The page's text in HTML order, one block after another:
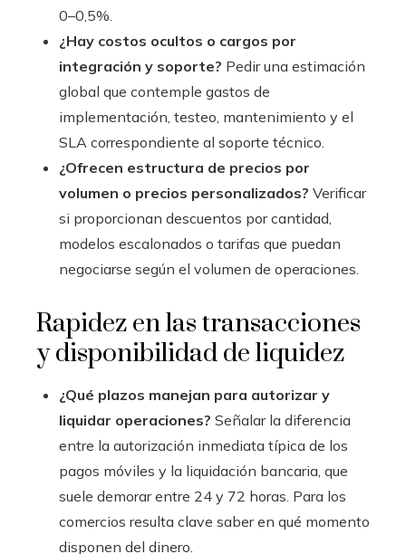
0–0,5%.
¿Hay costos ocultos o cargos por
integración y soporte? Pedir una estimación
global que contemple gastos de
implementación, testeo, mantenimiento y el
SLA correspondiente al soporte técnico.
¿Ofrecen estructura de precios por
volumen o precios personalizados? Verificar
si proporcionan descuentos por cantidad,
modelos escalonados o tarifas que puedan
negociarse según el volumen de operaciones.
Rapidez en las transacciones
y disponibilidad de liquidez
¿Qué plazos manejan para autorizar y
liquidar operaciones? Señalar la diferencia
entre la autorización inmediata típica de los
pagos móviles y la liquidación bancaria, que
suele demorar entre 24 y 72 horas. Para los
comercios resulta clave saber en qué momento
disponen del dinero.